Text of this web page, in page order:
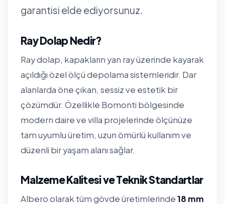
garantisi elde ediyorsunuz.
Ray Dolap Nedir?
Ray dolap, kapakların yan ray üzerinde kayarak
açıldığı özel ölçü depolama sistemleridir. Dar
alanlarda öne çıkan, sessiz ve estetik bir
çözümdür. Özellikle Bomonti bölgesinde
modern daire ve villa projelerinde ölçünüze
tam uyumlu üretim, uzun ömürlü kullanım ve
düzenli bir yaşam alanı sağlar.
Malzeme Kalitesi ve Teknik Standartlar
Albero olarak tüm gövde üretimlerinde18 mm